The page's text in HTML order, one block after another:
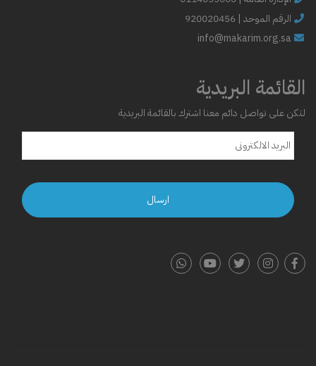
info@makarim.org.sa
القائمة البريدية
لتكن على تواصل دائم معنا اشترك بالقائمة البريدية